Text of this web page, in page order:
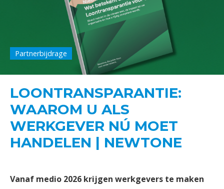
Partnerbijdrage
LOONTRANSPARANTIE:
WAAROM U ALS
WERKGEVER NÚ MOET
HANDELEN | NEWTONE
Vanaf medio 2026 krijgen werkgevers te maken